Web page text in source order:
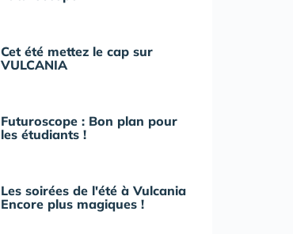
Cet été mettez le cap sur
VULCANIA
Futuroscope : Bon plan pour
les étudiants !
Les soirées de l'été à Vulcania
Encore plus magiques !